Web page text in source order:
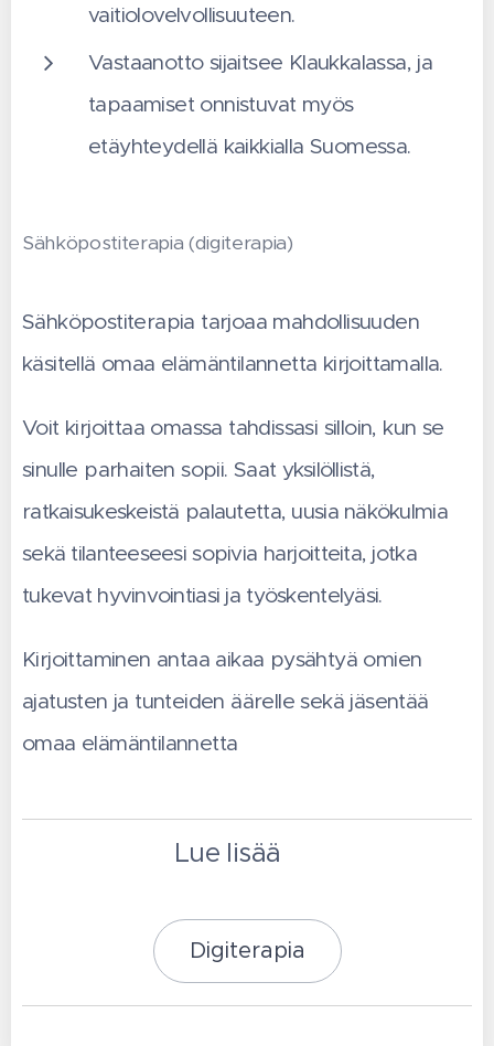
vaitiolovelvollisuuteen.
Vastaanotto sijaitsee Klaukkalassa, ja
tapaamiset onnistuvat myös
etäyhteydellä kaikkialla Suomessa.
Sähköpostiterapia (digiterapia)
Sähköpostiterapia tarjoaa mahdollisuuden
käsitellä omaa elämäntilannetta kirjoittamalla.
Voit kirjoittaa omassa tahdissasi silloin, kun se
sinulle parhaiten sopii. Saat yksilöllistä,
ratkaisukeskeistä palautetta, uusia näkökulmia
sekä tilanteeseesi sopivia harjoitteita, jotka
tukevat hyvinvointiasi ja työskentelyäsi.
Kirjoittaminen antaa aikaa pysähtyä omien
ajatusten ja tunteiden äärelle sekä jäsentää
omaa elämäntilannetta
Lue lisää 👇
Digiterapia